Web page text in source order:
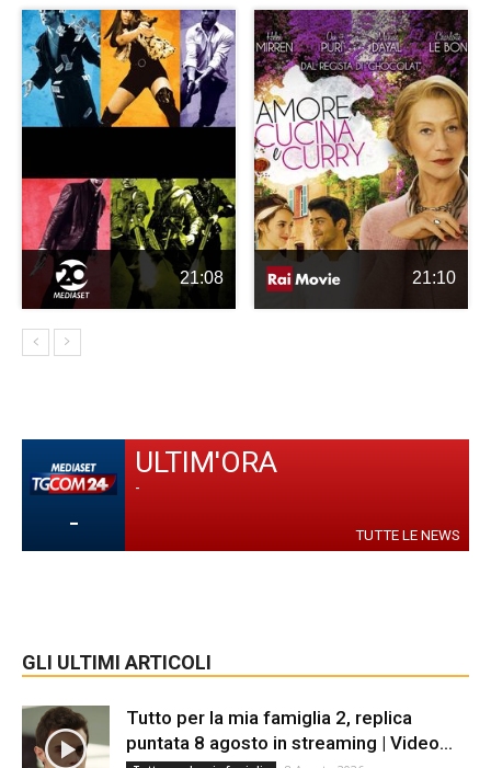
21:08 21:10
-
ULTIM'ORA
-
TUTTE LE NEWS
GLI ULTIMI ARTICOLI
Tutto per la mia famiglia 2, replica
puntata 8 agosto in streaming | Video...